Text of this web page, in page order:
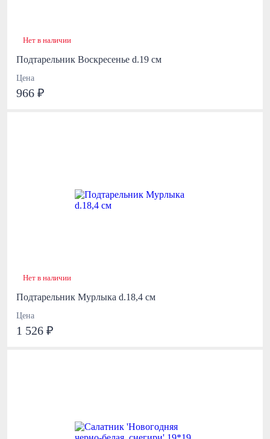
Нет в наличии
Подтарельник Воскресенье d.19 см
Цена
966 ₽
Нет в наличии
Подтарельник Мурлыка d.18,4 см
Цена
1 526 ₽